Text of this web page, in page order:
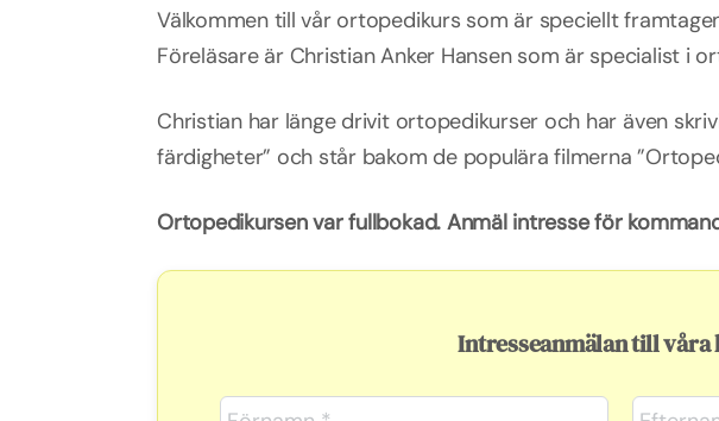
Välkommen till vår ortopedikurs som är speciellt
Föreläsare är Christian Anker Hansen som är specialist i
Christian har länge drivit ortopedikurser och har även
färdigheter” och står bakom de populära filmerna
Ortopedikursen var fullbokad. Anmäl intresse för
Intresseanmälan till våra